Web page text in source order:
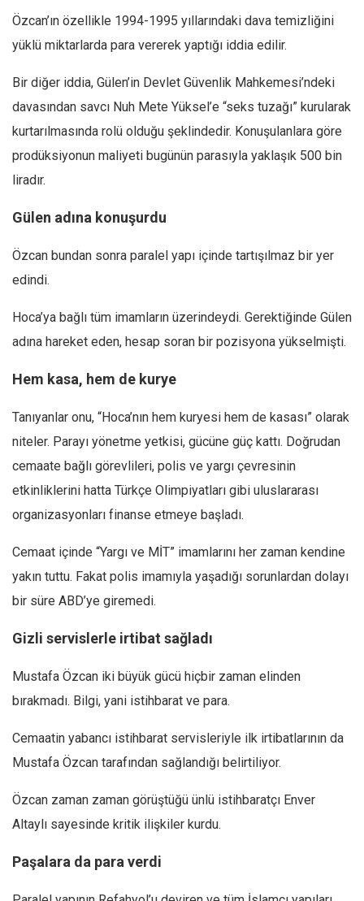
Özcan’ın özellikle 1994-1995 yıllarındaki dava temizliğini
yüklü miktarlarda para vererek yaptığı iddia edilir.
Bir diğer iddia, Gülen’in Devlet Güvenlik Mahkemesi’ndeki
davasından savcı Nuh Mete Yüksel’e “seks tuzağı” kurularak
kurtarılmasında rolü olduğu şeklindedir. Konuşulanlara göre
prodüksiyonun maliyeti bugünün parasıyla yaklaşık 500 bin
liradır.
Gülen adına konuşurdu
Özcan bundan sonra paralel yapı içinde tartışılmaz bir yer
edindi.
Hoca’ya bağlı tüm imamların üzerindeydi. Gerektiğinde Gülen
adına hareket eden, hesap soran bir pozisyona yükselmişti.
Hem kasa, hem de kurye
Tanıyanlar onu, “Hoca’nın hem kuryesi hem de kasası” olarak
niteler. Parayı yönetme yetkisi, gücüne güç kattı. Doğrudan
cemaate bağlı görevlileri, polis ve yargı çevresinin
etkinliklerini hatta Türkçe Olimpiyatları gibi uluslararası
organizasyonları finanse etmeye başladı.
Cemaat içinde “Yargı ve MİT” imamlarını her zaman kendine
yakın tuttu. Fakat polis imamıyla yaşadığı sorunlardan dolayı
bir süre ABD’ye giremedi.
Gizli servislerle irtibat sağladı
Mustafa Özcan iki büyük gücü hiçbir zaman elinden
bırakmadı. Bilgi, yani istihbarat ve para.
Cemaatin yabancı istihbarat servisleriyle ilk irtibatlarının da
Mustafa Özcan tarafından sağlandığı belirtiliyor.
Özcan zaman zaman görüştüğü ünlü istihbaratçı Enver
Altaylı sayesinde kritik ilişkiler kurdu.
Paşalara da para verdi